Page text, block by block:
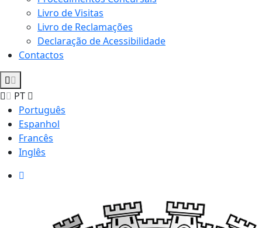
Livro de Visitas
Livro de Reclamações
Declaração de Acessibilidade
Contactos
PT
Português
Espanhol
Francês
Inglês